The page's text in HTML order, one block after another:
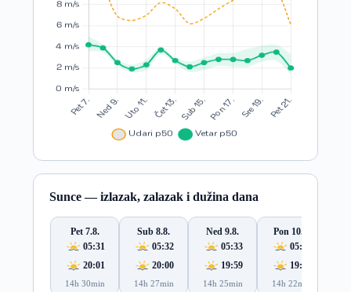
Sunce — izlazak, zalazak i dužina dana
Pet 7.8.
05:31
20:01
14h 30min
Sub 8.8.
05:32
20:00
14h 27min
Ned 9.8.
05:33
19:59
14h 25min
Pon 10.8.
05:35
19:57
14h 22min